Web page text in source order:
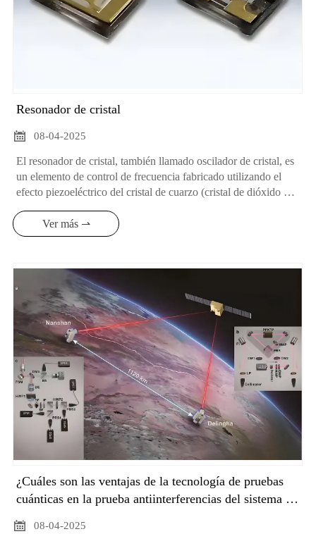
Resonador de cristal

08-04-2025
El resonador de cristal, también llamado oscilador de cristal, es
un elemento de control de frecuencia fabricado utilizando el
efecto piezoeléctrico del cristal de cuarzo (cristal de dióxido de
silicio). Desempeña un papel fundamental en los dispositivos
electrónicos. A continuación se ofrece una introducción
detallada al respecto:
Ver más ⇀
¿Cuáles son las ventajas de la tecnología de pruebas
cuánticas en la prueba antiinterferencias del sistema de
sincronización tiempo-frecuencia?
 08-04-2025